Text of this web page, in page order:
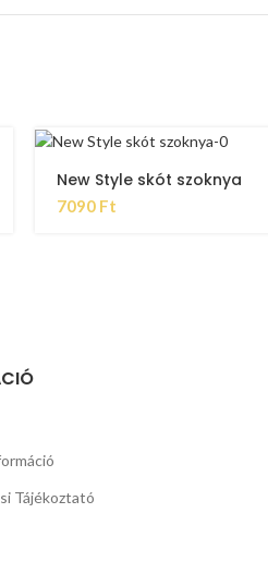
New Style skót szoknya
7090 Ft
Tájékoztató